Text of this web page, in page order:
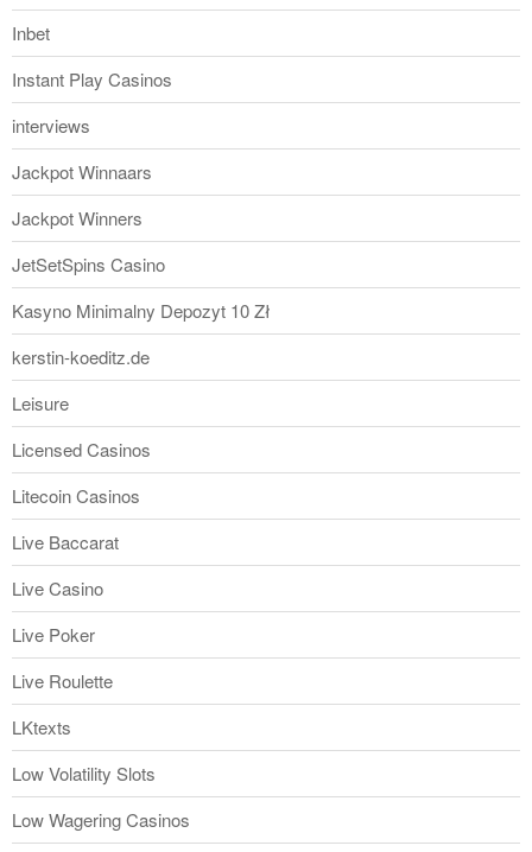
Inbet
Instant Play Casinos
interviews
Jackpot Winnaars
Jackpot Winners
JetSetSpins Casino
Kasyno Minimalny Depozyt 10 Zł
kerstin-koeditz.de
Leisure
Licensed Casinos
Litecoin Casinos
Live Baccarat
Live Casino
Live Poker
Live Roulette
LKtexts
Low Volatility Slots
Low Wagering Casinos